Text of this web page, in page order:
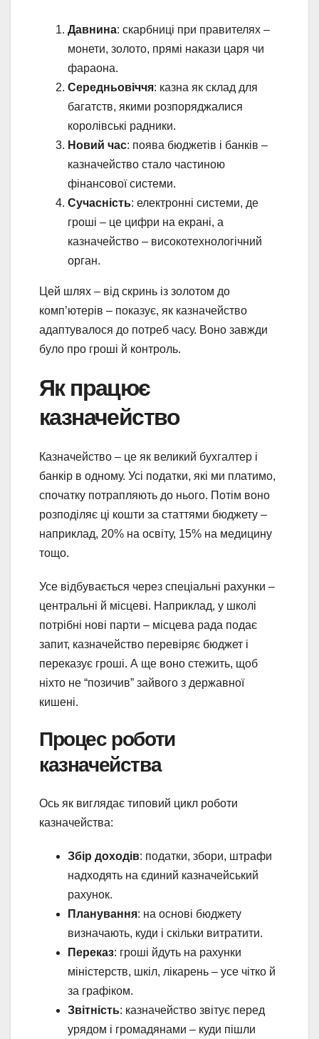
Давнина: скарбниці при правителях –
монети, золото, прямі накази царя чи
фараона.
Середньовіччя: казна як склад для
багатств, якими розпоряджалися
королівські радники.
Новий час: поява бюджетів і банків –
казначейство стало частиною
фінансової системи.
Сучасність: електронні системи, де
гроші – це цифри на екрані, а
казначейство – високотехнологічний
орган.
Цей шлях – від скринь із золотом до
комп’ютерів – показує, як казначейство
адаптувалося до потреб часу. Воно завжди
було про гроші й контроль.
Як працює
казначейство
Казначейство – це як великий бухгалтер і
банкір в одному. Усі податки, які ми платимо,
спочатку потрапляють до нього. Потім воно
розподіляє ці кошти за статтями бюджету –
наприклад, 20% на освіту, 15% на медицину
тощо.
Усе відбувається через спеціальні рахунки –
центральні й місцеві. Наприклад, у школі
потрібні нові парти – місцева рада подає
запит, казначейство перевіряє бюджет і
переказує гроші. А ще воно стежить, щоб
ніхто не “позичив” зайвого з державної
кишені.
Процес роботи
казначейства
Ось як виглядає типовий цикл роботи
казначейства:
Збір доходів: податки, збори, штрафи
надходять на єдиний казначейський
рахунок.
Планування: на основі бюджету
визначають, куди і скільки витратити.
Переказ: гроші йдуть на рахунки
міністерств, шкіл, лікарень – усе чітко й
за графіком.
Звітність: казначейство звітує перед
урядом і громадянами – куди пішли